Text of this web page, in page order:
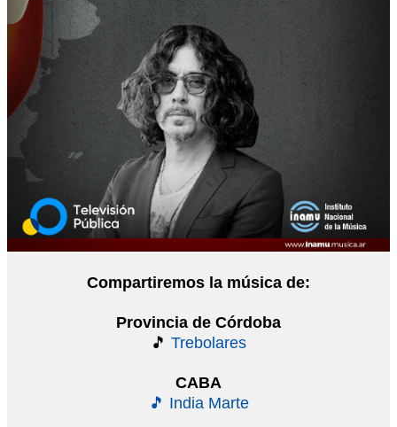
Compartiremos la música de:
Provincia de Córdoba
🎵 Trebolares
CABA
🎵 India Marte